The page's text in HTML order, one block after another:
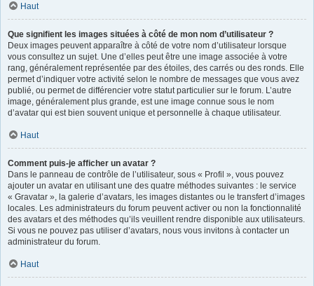
Haut
Que signifient les images situées à côté de mon nom d’utilisateur ?
Deux images peuvent apparaître à côté de votre nom d’utilisateur lorsque
vous consultez un sujet. Une d’elles peut être une image associée à votre
rang, généralement représentée par des étoiles, des carrés ou des ronds. Elle
permet d’indiquer votre activité selon le nombre de messages que vous avez
publié, ou permet de différencier votre statut particulier sur le forum. L’autre
image, généralement plus grande, est une image connue sous le nom
d’avatar qui est bien souvent unique et personnelle à chaque utilisateur.
Haut
Comment puis-je afficher un avatar ?
Dans le panneau de contrôle de l’utilisateur, sous « Profil », vous pouvez
ajouter un avatar en utilisant une des quatre méthodes suivantes : le service
« Gravatar », la galerie d’avatars, les images distantes ou le transfert d’images
locales. Les administrateurs du forum peuvent activer ou non la fonctionnalité
des avatars et des méthodes qu’ils veuillent rendre disponible aux utilisateurs.
Si vous ne pouvez pas utiliser d’avatars, nous vous invitons à contacter un
administrateur du forum.
Haut